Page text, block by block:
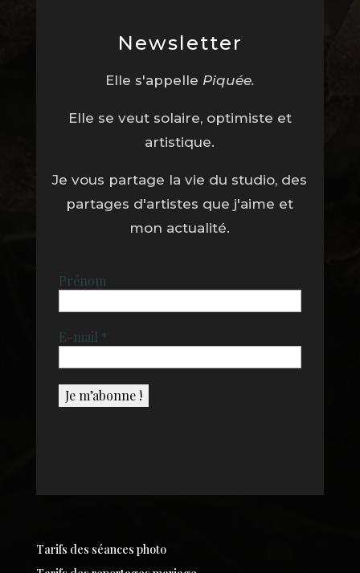
Newsletter
Elle s'appelle Piquée.
Elle se veut solaire, optimiste et
artistique.
Je vous partage la vie du studio, des
partages d'artistes que j'aime et
mon actualité.
Prénom
E-mail *
Tarifs des séances photo